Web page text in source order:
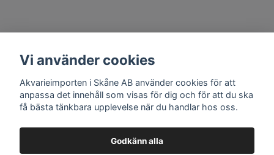
Vi använder cookies
Akvarieimporten i Skåne AB använder cookies för att
anpassa det innehåll som visas för dig och för att du ska
få bästa tänkbara upplevelse när du handlar hos oss.
Godkänn alla